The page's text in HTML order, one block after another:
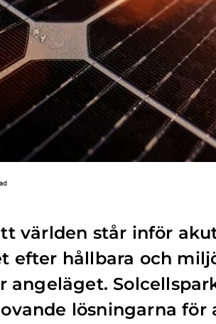
världen står inför
efter hållbara och
angeläget.
lösningarna